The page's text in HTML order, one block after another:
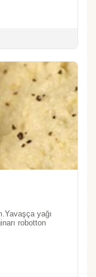
yağı
robotton